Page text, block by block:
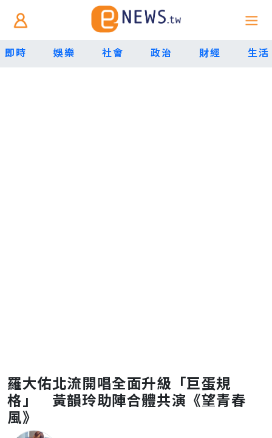
即時 娛樂 社會 政治 財經 生活
羅大佑北流開唱全面升級「巨蛋規
格」 黃韻玲助陣合體共演《望青春
風》